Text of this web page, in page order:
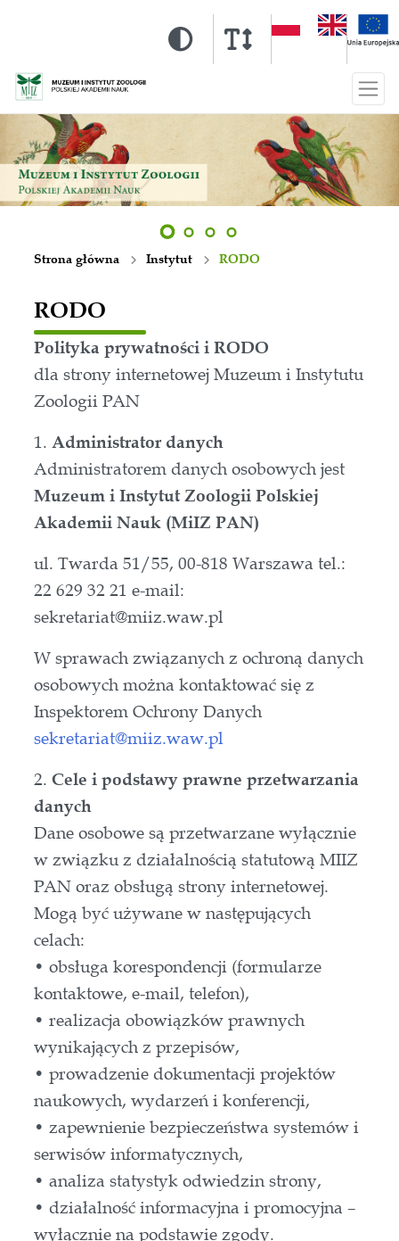
Strona główna Instytut RODO
RODO
Polityka prywatności i RODO
dla strony internetowej Muzeum i Instytutu
Zoologii PAN
1. Administrator danych
Administratorem danych osobowych jest
Muzeum i Instytut Zoologii Polskiej
Akademii Nauk (MiIZ PAN)
ul. Twarda 51/55, 00-818 Warszawa tel.:
22 629 32 21 e-mail:
sekretariat@miiz.waw.pl
W sprawach związanych z ochroną danych
osobowych można kontaktować się z
Inspektorem Ochrony Danych
sekretariat@miiz.waw.pl
2. Cele i podstawy prawne przetwarzania
danych
Dane osobowe są przetwarzane wyłącznie
w związku z działalnością statutową MIIZ
PAN oraz obsługą strony internetowej.
Mogą być używane w następujących
celach:
• obsługa korespondencji (formularze
kontaktowe, e-mail, telefon),
• realizacja obowiązków prawnych
wynikających z przepisów,
• prowadzenie dokumentacji projektów
naukowych, wydarzeń i konferencji,
• zapewnienie bezpieczeństwa systemów i
serwisów informatycznych,
• analiza statystyk odwiedzin strony,
• działalność informacyjna i promocyjna –
wyłącznie na podstawie zgody.